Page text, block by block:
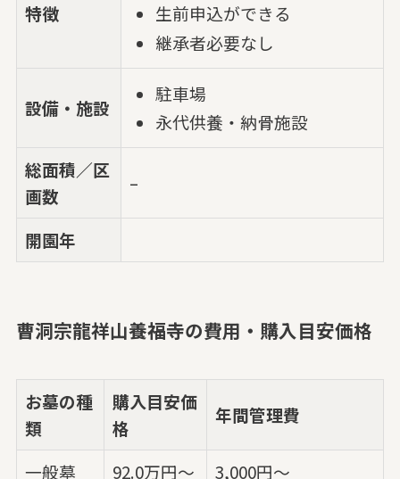
特徴
生前申込ができる
継承者必要なし
設備・施設
駐車場
永代供養・納骨施設
総面積／区
画数
–
開園年
曹洞宗龍祥山養福寺の費用・購入目安価格
お墓の種
類
購入目安価
格
年間管理費
一般墓 92.0万円～
3,000円〜